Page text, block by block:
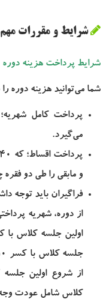
شرایط و مقررات مهم
شرایط پرداخت هزینه دوره
شما می‌توانید هزینه دوره
پرداخت کامل
می‌گیرد.
و مابقی را طی دو فقره چک برای 2 و 4 ماه
فراگیران باید توجه
از دوره، شهریه
از شروع اولین
کلاس شامل عودت